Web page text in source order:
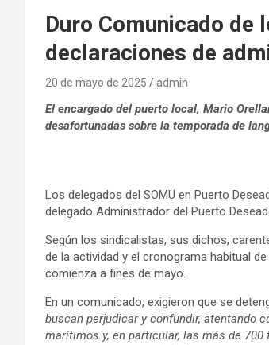
Duro Comunicado de
declaraciones de
20 de mayo de 2025 admin
El encargado del puerto local, Mario
desafortunadas sobre la temporada de
Los delegados del SOMU en Puerto
delegado Administrador del Puerto
Según los sindicalistas, sus dichos,
de la actividad y el cronograma habitual
comienza a fines de mayo.
En un comunicado, exigieron que se
buscan perjudicar y confundir, atentando
marítimos y, en particular, las más de